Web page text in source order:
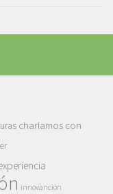
charlamos con
innovanción